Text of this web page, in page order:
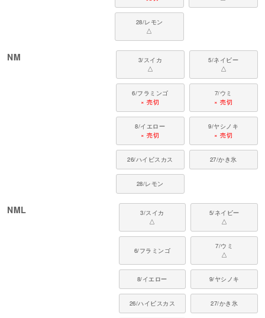
28/レモン
△
NM
3/スイカ
△
5/ネイビー
△
6/フラミンゴ
× 売切
7/ウミ
× 売切
8/イエロー
× 売切
9/ヤシノキ
× 売切
26/ハイビスカス 27/かき氷
28/レモン
NML
3/スイカ
△
5/ネイビー
△
6/フラミンゴ
7/ウミ
△
8/イエロー 9/ヤシノキ
26/ハイビスカス 27/かき氷